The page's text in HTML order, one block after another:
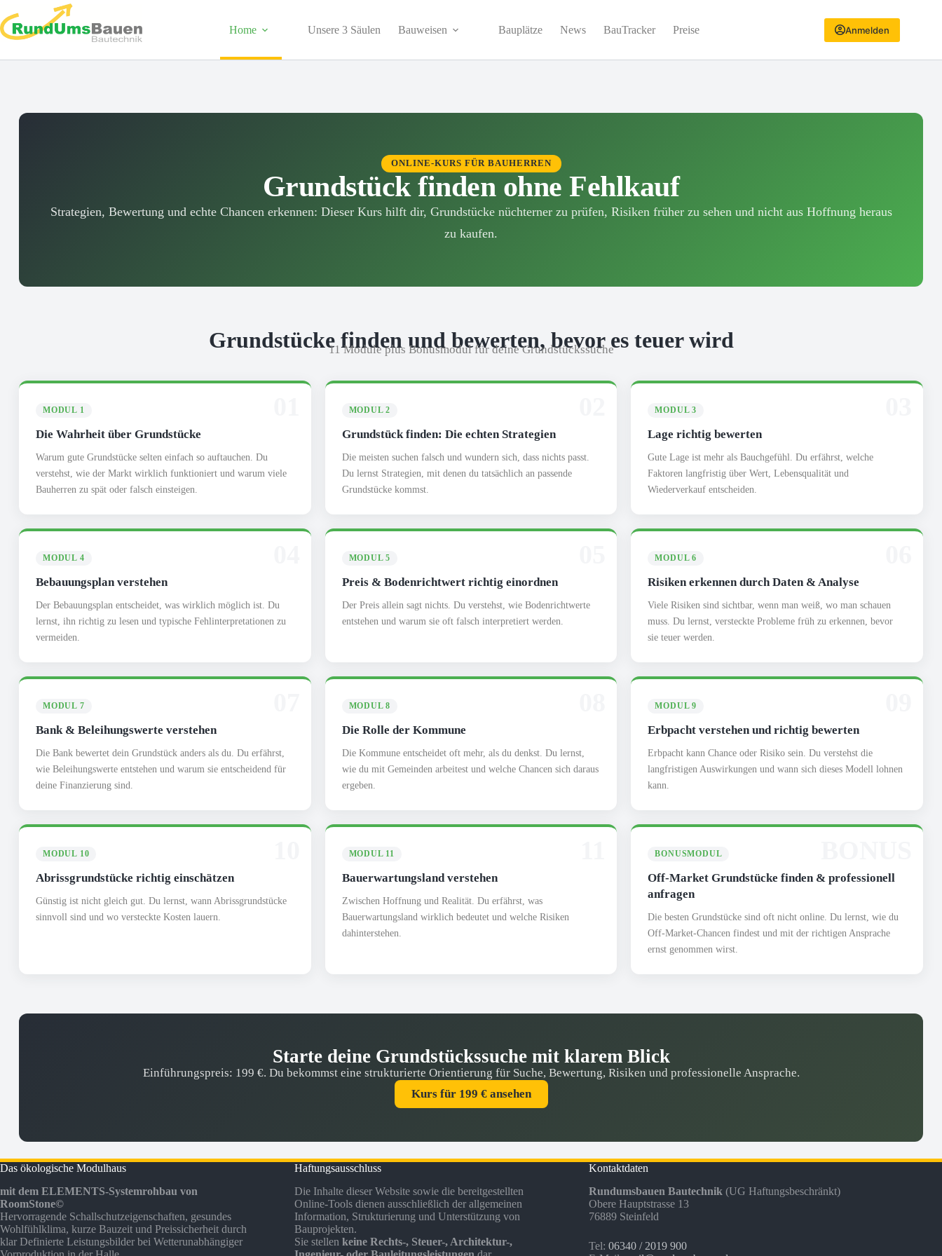
Home Unsere 3 Säulen Bauweisen Bauplätze News BauTracker Preise Anmelden
ONLINE-KURS FÜR BAUHERREN
Grundstück finden ohne Fehlkauf
Strategien, Bewertung und echte Chancen erkennen: Dieser Kurs hilft dir, Grundstücke nüchterner zu prüfen, Risiken früher zu sehen und nicht aus Hoffnung heraus
zu kaufen.
Grundstücke finden und bewerten, bevor es teuer wird
11 Module plus Bonusmodul für deine Grundstückssuche
MODUL 1
Die Wahrheit über Grundstücke
Warum gute Grundstücke selten einfach so auftauchen. Du
verstehst, wie der Markt wirklich funktioniert und warum viele
Bauherren zu spät oder falsch einsteigen.
MODUL 2
Grundstück finden: Die echten Strategien
Die meisten suchen falsch und wundern sich, dass nichts passt.
Du lernst Strategien, mit denen du tatsächlich an passende
Grundstücke kommst.
MODUL 3
Lage richtig bewerten
Gute Lage ist mehr als Bauchgefühl. Du erfährst, welche
Faktoren langfristig über Wert, Lebensqualität und
Wiederverkauf entscheiden.
MODUL 4
Bebauungsplan verstehen
Der Bebauungsplan entscheidet, was wirklich möglich ist. Du
lernst, ihn richtig zu lesen und typische Fehlinterpretationen zu
vermeiden.
MODUL 5
Preis & Bodenrichtwert richtig einordnen
Der Preis allein sagt nichts. Du verstehst, wie Bodenrichtwerte
entstehen und warum sie oft falsch interpretiert werden.
MODUL 6
Risiken erkennen durch Daten & Analyse
Viele Risiken sind sichtbar, wenn man weiß, wo man schauen
muss. Du lernst, versteckte Probleme früh zu erkennen, bevor
sie teuer werden.
MODUL 7
Bank & Beleihungswerte verstehen
Die Bank bewertet dein Grundstück anders als du. Du erfährst,
wie Beleihungswerte entstehen und warum sie entscheidend für
deine Finanzierung sind.
MODUL 8
Die Rolle der Kommune
Die Kommune entscheidet oft mehr, als du denkst. Du lernst,
wie du mit Gemeinden arbeitest und welche Chancen sich daraus
ergeben.
MODUL 9
Erbpacht verstehen und richtig bewerten
Erbpacht kann Chance oder Risiko sein. Du verstehst die
langfristigen Auswirkungen und wann sich dieses Modell lohnen
kann.
MODUL 10
Abrissgrundstücke richtig einschätzen
Günstig ist nicht gleich gut. Du lernst, wann Abrissgrundstücke
sinnvoll sind und wo versteckte Kosten lauern.
MODUL 11
Bauerwartungsland verstehen
Zwischen Hoffnung und Realität. Du erfährst, was
Bauerwartungsland wirklich bedeutet und welche Risiken
dahinterstehen.
BONUSMODUL
Off-Market Grundstücke finden & professionell
anfragen
Die besten Grundstücke sind oft nicht online. Du lernst, wie du
Off-Market-Chancen findest und mit der richtigen Ansprache
ernst genommen wirst.
Starte deine Grundstückssuche mit klarem Blick
Einführungspreis: 199 €. Du bekommst eine strukturierte Orientierung für Suche, Bewertung, Risiken und professionelle Ansprache.
Kurs für 199 € ansehen
Das ökologische Modulhaus
mit dem ELEMENTS-Systemrohbau von
RoomStone©
Hervorragende Schallschutzeigenschaften, gesundes
Wohlfühlklima, kurze Bauzeit und Preissicherheit durch
klar Definierte Leistungsbilder bei Wetterunabhängiger
Haftungsausschluss
Die Inhalte dieser Website sowie die bereitgestellten
Online-Tools dienen ausschließlich der allgemeinen
Information, Strukturierung und Unterstützung von
Bauprojekten.
Sie stellen keine Rechts-, Steuer-, Architektur-,
Kontaktdaten
Rundumsbauen Bautechnik (UG Haftungsbeschränkt)
Obere Hauptstrasse 13
76889 Steinfeld
Tel: 06340 / 2019 900